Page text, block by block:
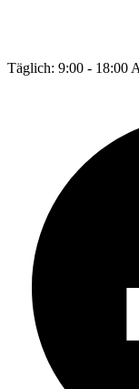
Täglich: 9:00 - 18:00